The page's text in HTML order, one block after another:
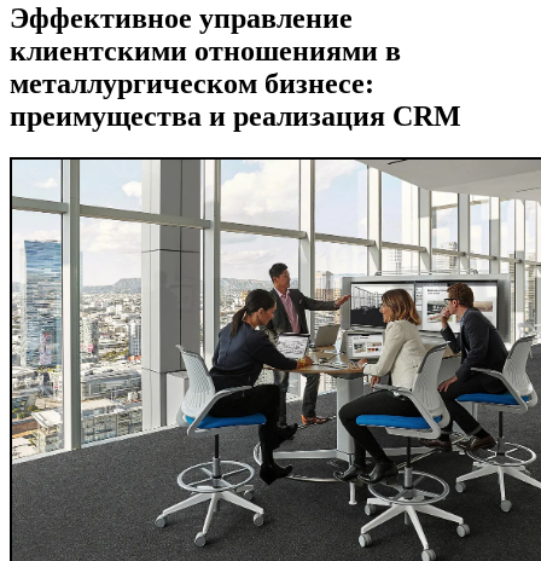
Эффективное управление
клиентскими отношениями в
металлургическом бизнесе:
преимущества и реализация CRM